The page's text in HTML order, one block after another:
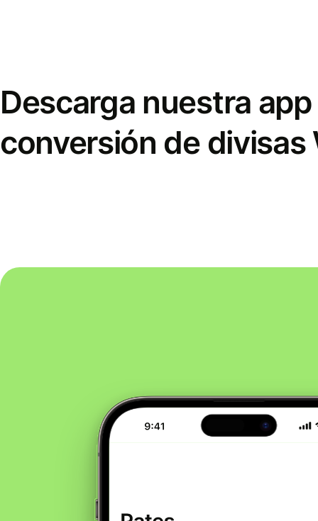
Descarga nuestra
conversión de divisas